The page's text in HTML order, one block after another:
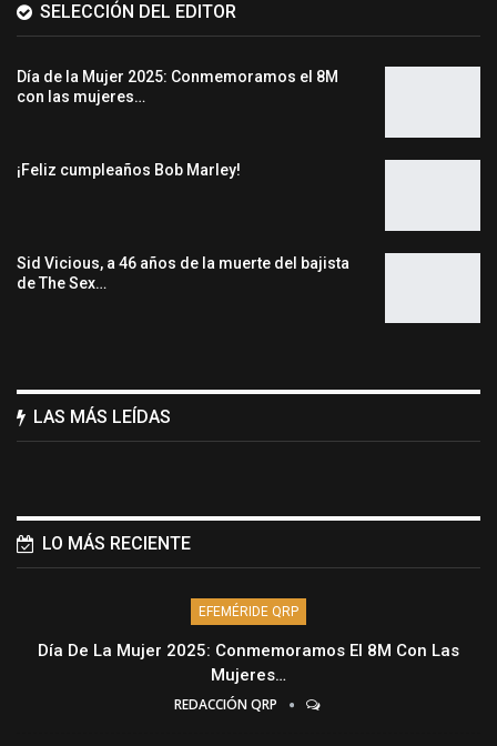
SELECCIÓN DEL EDITOR
Día de la Mujer 2025: Conmemoramos el 8M
con las mujeres…
¡Feliz cumpleaños Bob Marley!
Sid Vicious, a 46 años de la muerte del bajista
de The Sex…
LAS MÁS LEÍDAS
LO MÁS RECIENTE
EFEMÉRIDE QRP
Día De La Mujer 2025: Conmemoramos El 8M Con Las
Mujeres…
REDACCIÓN QRP